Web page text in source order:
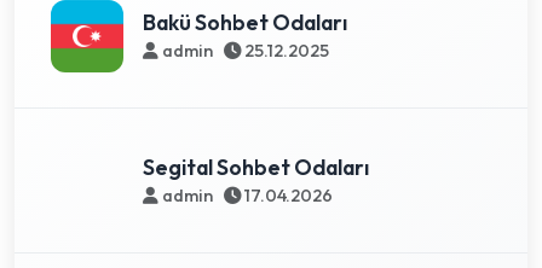
Bakü Sohbet Odaları
admin 25.12.2025
Segital Sohbet Odaları
admin 17.04.2026